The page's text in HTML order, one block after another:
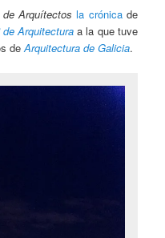
Arquítectos la crónicade
Arquitecturaa la que tuve
deArquitectura de Galicia.